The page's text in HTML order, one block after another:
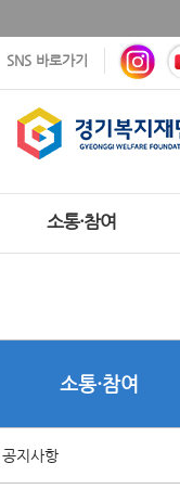
SNS 바로가기
소통·참여
소통·참여
공지사항